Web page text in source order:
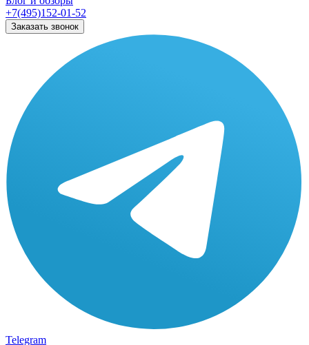
+7(495)152-01-52
Заказать звонок
Telegram